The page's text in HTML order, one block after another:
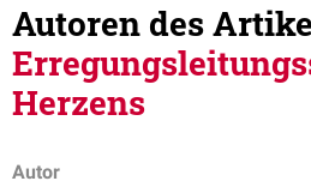
Autoren des
Herzens
Autor